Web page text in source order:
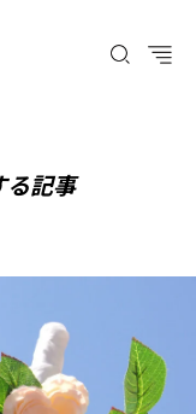
る記事